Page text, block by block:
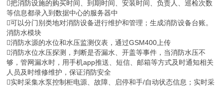
把消防设施的购买时间、到期时间、安装时间、负责人、巡检次数
等信息都录入到数据中心的服务器中
可以分门别类地对消防设备进行维护和管理；生成消防设备台账。
消防水模块
消防水源的水位和水压监测仪表，通过GSM400上传
消防水位水压探测，判断是否漏水、开盖等事件，当消防水压不
够，管网漏水时，用手机app推送、短信、邮箱等方式及时通知相关
人员及时维修维护，保证消防安全
实时采集水泵控制柜电源、故障、启停和手/自动状态信息；实时采